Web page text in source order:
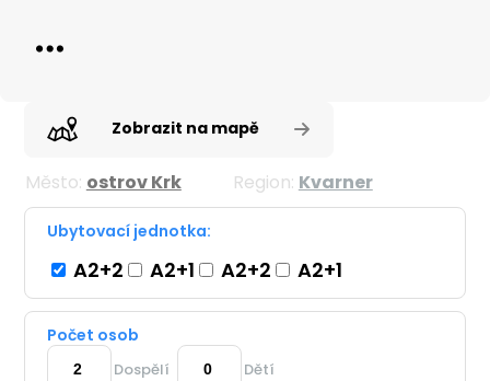
Zobrazit na mapě
Město: ostrov Krk Region: Kvarner
Ubytovací jednotka:
A2+2 A2+1 A2+2 A2+1
Počet osob
Dospělí Dětí